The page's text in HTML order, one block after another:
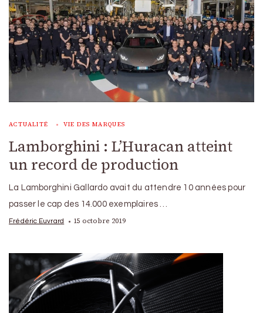
ACTUALITÉ VIE DES MARQUES
Lamborghini : L’Huracan atteint
un record de production
La Lamborghini Gallardo avait du attendre 10 années pour
passer le cap des 14.000 exemplaires …
Frédéric Euvrard 15 octobre 2019